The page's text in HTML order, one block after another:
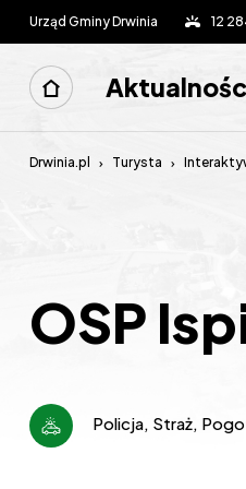
Urząd Gminy Drwinia 12
Drwinia.pl Turysta
OSP
Policja, Straż,